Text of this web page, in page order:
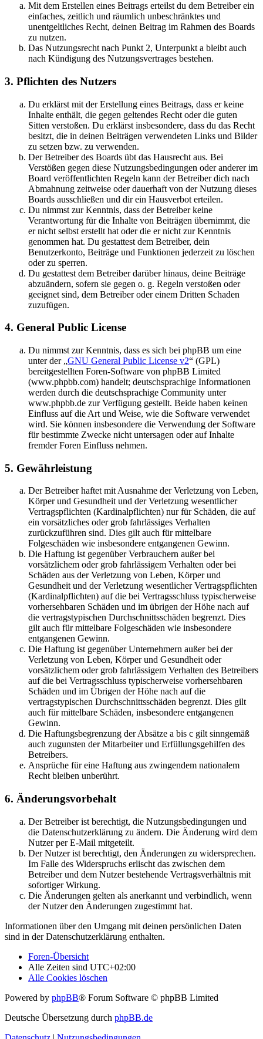
Mit dem Erstellen eines Beitrags erteilst du dem Betreiber ein
einfaches, zeitlich und räumlich unbeschränktes und
unentgeltliches Recht, deinen Beitrag im Rahmen des Boards
zu nutzen.
Das Nutzungsrecht nach Punkt 2, Unterpunkt a bleibt auch
nach Kündigung des Nutzungsvertrages bestehen.
3. Pflichten des Nutzers
Du erklärst mit der Erstellung eines Beitrags, dass er keine
Inhalte enthält, die gegen geltendes Recht oder die guten
Sitten verstoßen. Du erklärst insbesondere, dass du das Recht
besitzt, die in deinen Beiträgen verwendeten Links und Bilder
zu setzen bzw. zu verwenden.
Der Betreiber des Boards übt das Hausrecht aus. Bei
Verstößen gegen diese Nutzungsbedingungen oder anderer im
Board veröffentlichten Regeln kann der Betreiber dich nach
Abmahnung zeitweise oder dauerhaft von der Nutzung dieses
Boards ausschließen und dir ein Hausverbot erteilen.
Du nimmst zur Kenntnis, dass der Betreiber keine
Verantwortung für die Inhalte von Beiträgen übernimmt, die
er nicht selbst erstellt hat oder die er nicht zur Kenntnis
genommen hat. Du gestattest dem Betreiber, dein
Benutzerkonto, Beiträge und Funktionen jederzeit zu löschen
oder zu sperren.
Du gestattest dem Betreiber darüber hinaus, deine Beiträge
abzuändern, sofern sie gegen o. g. Regeln verstoßen oder
geeignet sind, dem Betreiber oder einem Dritten Schaden
zuzufügen.
4. General Public License
Du nimmst zur Kenntnis, dass es sich bei phpBB um eine
unter der „GNU General Public License v2“ (GPL)
bereitgestellten Foren-Software von phpBB Limited
(www.phpbb.com) handelt; deutschsprachige Informationen
werden durch die deutschsprachige Community unter
www.phpbb.de zur Verfügung gestellt. Beide haben keinen
Einfluss auf die Art und Weise, wie die Software verwendet
wird. Sie können insbesondere die Verwendung der Software
für bestimmte Zwecke nicht untersagen oder auf Inhalte
fremder Foren Einfluss nehmen.
5. Gewährleistung
Der Betreiber haftet mit Ausnahme der Verletzung von Leben,
Körper und Gesundheit und der Verletzung wesentlicher
Vertragspflichten (Kardinalpflichten) nur für Schäden, die auf
ein vorsätzliches oder grob fahrlässiges Verhalten
zurückzuführen sind. Dies gilt auch für mittelbare
Folgeschäden wie insbesondere entgangenen Gewinn.
Die Haftung ist gegenüber Verbrauchern außer bei
vorsätzlichem oder grob fahrlässigem Verhalten oder bei
Schäden aus der Verletzung von Leben, Körper und
Gesundheit und der Verletzung wesentlicher Vertragspflichten
(Kardinalpflichten) auf die bei Vertragsschluss typischerweise
vorhersehbaren Schäden und im übrigen der Höhe nach auf
die vertragstypischen Durchschnittsschäden begrenzt. Dies
gilt auch für mittelbare Folgeschäden wie insbesondere
entgangenen Gewinn.
Die Haftung ist gegenüber Unternehmern außer bei der
Verletzung von Leben, Körper und Gesundheit oder
vorsätzlichem oder grob fahrlässigem Verhalten des Betreibers
auf die bei Vertragsschluss typischerweise vorhersehbaren
Schäden und im Übrigen der Höhe nach auf die
vertragstypischen Durchschnittsschäden begrenzt. Dies gilt
auch für mittelbare Schäden, insbesondere entgangenen
Gewinn.
Die Haftungsbegrenzung der Absätze a bis c gilt sinngemäß
auch zugunsten der Mitarbeiter und Erfüllungsgehilfen des
Betreibers.
Ansprüche für eine Haftung aus zwingendem nationalem
Recht bleiben unberührt.
6. Änderungsvorbehalt
Der Betreiber ist berechtigt, die Nutzungsbedingungen und
die Datenschutzerklärung zu ändern. Die Änderung wird dem
Nutzer per E-Mail mitgeteilt.
Der Nutzer ist berechtigt, den Änderungen zu widersprechen.
Im Falle des Widerspruchs erlischt das zwischen dem
Betreiber und dem Nutzer bestehende Vertragsverhältnis mit
sofortiger Wirkung.
Die Änderungen gelten als anerkannt und verbindlich, wenn
der Nutzer den Änderungen zugestimmt hat.
Informationen über den Umgang mit deinen persönlichen Daten
sind in der Datenschutzerklärung enthalten.
Foren-Übersicht
Alle Zeiten sind UTC+02:00
Alle Cookies löschen
Powered by phpBB® Forum Software © phpBB Limited
Deutsche Übersetzung durch phpBB.de